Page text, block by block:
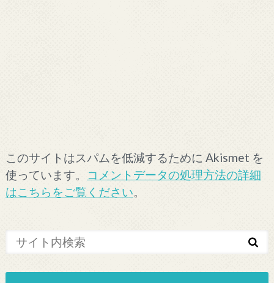
このサイトはスパムを低減するために Akismet を
使っています。
コメントデータの処理方法の詳細
はこちらをご覧ください。